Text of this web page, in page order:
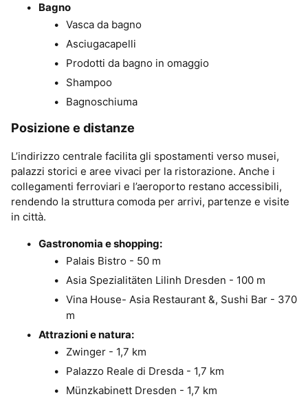
Bagno
Vasca da bagno
Asciugacapelli
Prodotti da bagno in omaggio
Shampoo
Bagnoschiuma
Posizione e distanze
L’indirizzo centrale facilita gli spostamenti verso musei,
palazzi storici e aree vivaci per la ristorazione. Anche i
collegamenti ferroviari e l’aeroporto restano accessibili,
rendendo la struttura comoda per arrivi, partenze e visite
in città.
Gastronomia e shopping:
Palais Bistro - 50 m
Asia Spezialitäten Lilinh Dresden - 100 m
Vina House- Asia Restaurant &, Sushi Bar - 370
m
Attrazioni e natura:
Zwinger - 1,7 km
Palazzo Reale di Dresda - 1,7 km
Münzkabinett Dresden - 1,7 km